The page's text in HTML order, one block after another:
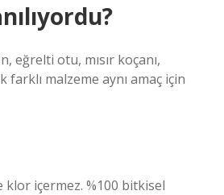
eğrelti otu, mısır koçanı,
malzeme aynı amaç için
içermez. %100 bitkisel